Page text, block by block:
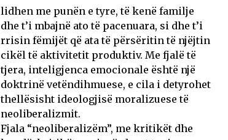
lidhen me punën e tyre, të kenë familje
dhe t’i mbajnë ato të pacenuara, si dhe t’i
rrisin fëmijët që ata të përsëritin të njëjtin
cikël të aktivitetit produktiv. Me fjalë të
tjera, inteligjenca emocionale është një
doktrinë vetëndihmuese, e cila i detyrohet
thellësisht ideologjisë moralizuese të
neoliberalizmit.
Fjala “neoliberalizëm”, me kritikët dhe